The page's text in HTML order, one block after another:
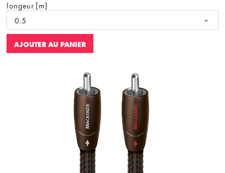
longeur [m]
0.5
AJOUTER AU PANIER